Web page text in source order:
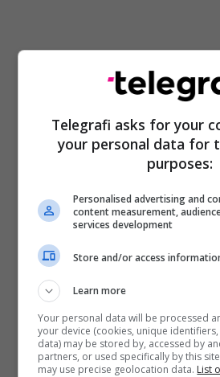
Telegrafi asks for your
your personal data for
purposes:
Personalised advertising and
content measurement,
services development
Store and/or access
Learn more
Your personal data will be processed
your device (cookies, unique
data) may be stored by, accessed by
partners, or used specifically by this
may use precise geolocation data. List